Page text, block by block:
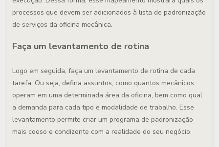
processos que devem ser adicionados à lista de padronização
de serviços da oficina mecânica.
Faça um levantamento de rotina
Logo em seguida, faça um levantamento de rotina de cada
tarefa. Ou seja, defina assuntos, como quantos mecânicos
operam em uma determinada área da oficina, bem como qual
a demanda para cada tipo e modalidade de trabalho. Esse
levantamento permite criar um programa de padronização
mais coeso e condizente com a realidade do seu negócio.